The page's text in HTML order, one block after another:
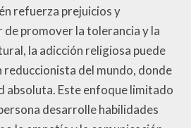
refuerza prejuicios y
de promover la tolerancia y la
la adicción religiosa puede
reduccionista del mundo, donde
absoluta. Este enfoque limitado
desarrolle habilidades